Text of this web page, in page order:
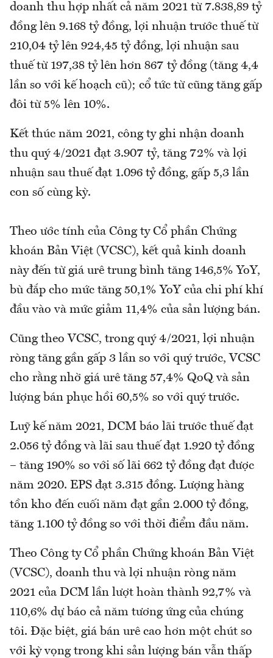
doanh thu hợp nhất cả năm 2021 từ 7.838,89 tỷ
đồng lên 9.168 tỷ đồng, lợi nhuận trước thuế từ
210,04 tỷ lên 924,45 tỷ đồng, lợi nhuận sau
thuế từ 197,38 tỷ lên hơn 867 tỷ đồng (tăng 4,4
lần so với kế hoạch cũ); cổ tức từ cũng tăng gấp
đôi từ 5% lên 10%.
Kết thúc năm 2021, công ty ghi nhận doanh
thu quý 4/2021 đạt 3.907 tỷ, tăng 72% và lợi
nhuận sau thuế đạt 1.096 tỷ đồng, gấp 5,3 lần
con số cùng kỳ.
Theo ước tính của Công ty Cổ phần Chứng
khoán Bản Việt (VCSC), kết quả kinh doanh
này đến từ giá urê trung bình tăng 146,5% YoY,
bù đắp cho mức tăng 50,1% YoY của chi phí khí
đầu vào và mức giảm 11,4% của sản lượng bán.
Cũng theo VCSC, trong quý 4/2021, lợi nhuận
ròng tăng gần gấp 3 lần so với quý trước, VCSC
cho rằng nhờ giá urê tăng 57,4% QoQ và sản
lượng bán phục hồi 60,5% so với quý trước.
Luỹ kế năm 2021, DCM báo lãi trước thuế đạt
2.056 tỷ đồng và lãi sau thuế đạt 1.920 tỷ đồng
– tăng 190% so với số lãi 662 tỷ đồng đạt được
năm 2020. EPS đạt 3.315 đồng. Lượng hàng
tồn kho đến cuối năm đạt gần 2.000 tỷ đồng,
tăng 1.100 tỷ đồng so với thời điểm đầu năm.
Theo Công ty Cổ phần Chứng khoán Bản Việt
(VCSC), doanh thu và lợi nhuận ròng năm
2021 của DCM lần lượt hoàn thành 92,7% và
110,6% dự báo cả năm tương ứng của chúng
tôi. Đặc biệt, giá bán urê cao hơn một chút so
với kỳ vọng trong khi sản lượng bán vẫn thấp